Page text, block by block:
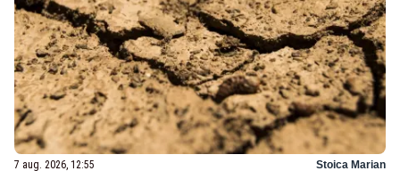
7 aug. 2026, 12:55 Stoica Marian